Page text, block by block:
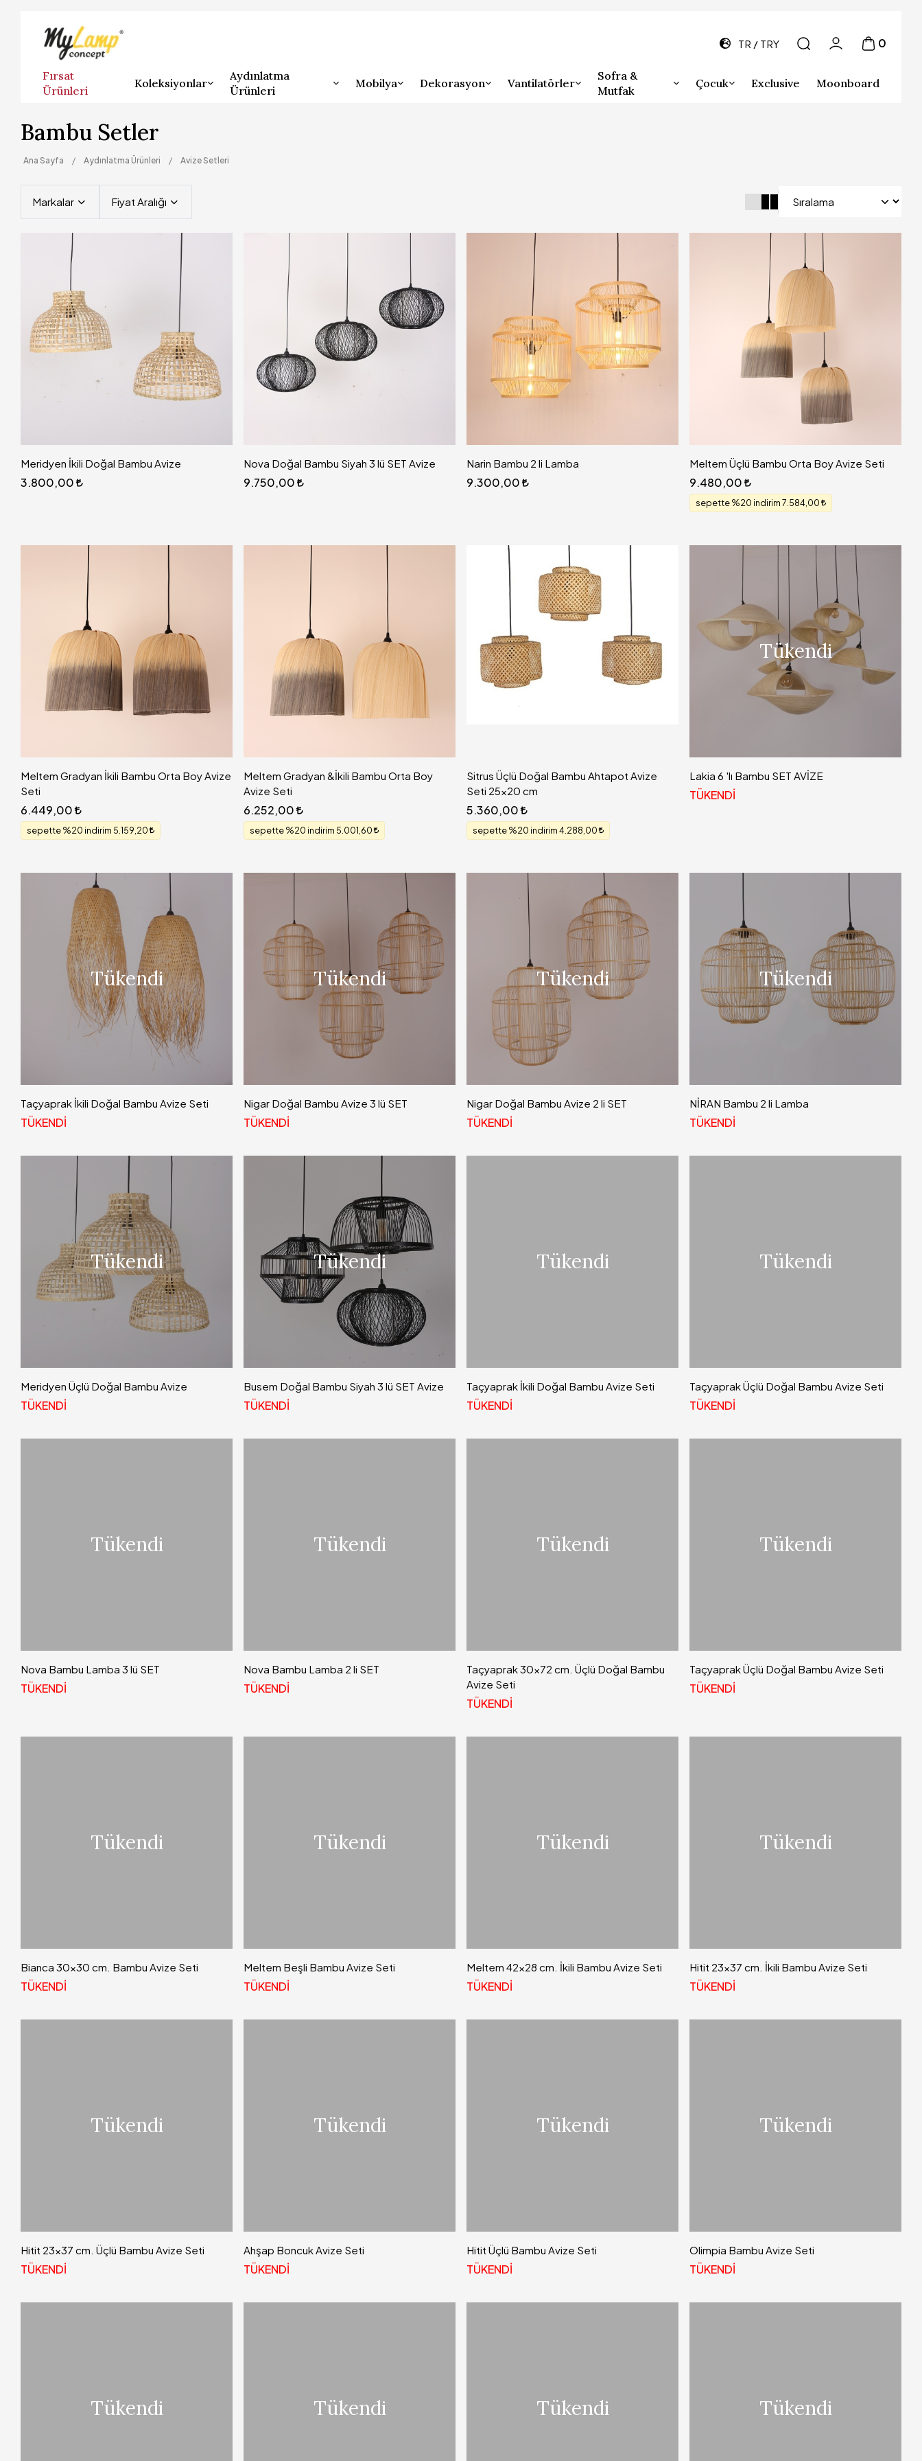
Fırsat
Ürünleri
Koleksiyonlar
Aydınlatma
Ürünleri
Mobilya Dekorasyon Vantilatörler
Sofra &
Mutfak
Çocuk Exclusive Moonboard
TR TRY 0
Bambu Setler
Ana Sayfa Aydınlatma Ürünleri Avize Setleri
Markalar Fiyat Aralığı
Meridyen İkili Doğal Bambu Avize
3.800,00
Nova Doğal Bambu Siyah 3 lü SET Avize
9.750,00
Narin Bambu 2 li Lamba
9.300,00
Meltem Üçlü Bambu Orta Boy Avize Seti
9.480,00
sepette %20 indirim 7.584,00
Meltem Gradyan İkili Bambu Orta Boy Avize
Seti
6.449,00
sepette %20 indirim 5.159,20
Meltem Gradyan &İkili Bambu Orta Boy
Avize Seti
6.252,00
sepette %20 indirim 5.001,60
Sitrus Üçlü Doğal Bambu Ahtapot Avize
Seti 25x20 cm
5.360,00
sepette %20 indirim 4.288,00
Tükendi
Lakia 6 'lı Bambu SET AVİZE
TÜKENDİ
Tükendi
Taçyaprak İkili Doğal Bambu Avize Seti
TÜKENDİ
Tükendi
Nigar Doğal Bambu Avize 3 lü SET
TÜKENDİ
Tükendi
Nigar Doğal Bambu Avize 2 li SET
TÜKENDİ
Tükendi
NİRAN Bambu 2 li Lamba
TÜKENDİ
Tükendi
Meridyen Üçlü Doğal Bambu Avize
TÜKENDİ
Tükendi
Busem Doğal Bambu Siyah 3 lü SET Avize
TÜKENDİ
Tükendi
Taçyaprak İkili Doğal Bambu Avize Seti
TÜKENDİ
Tükendi
Taçyaprak Üçlü Doğal Bambu Avize Seti
TÜKENDİ
Tükendi
Nova Bambu Lamba 3 lü SET
TÜKENDİ
Tükendi
Nova Bambu Lamba 2 li SET
TÜKENDİ
Tükendi
Taçyaprak 30x72 cm. Üçlü Doğal Bambu
Avize Seti
TÜKENDİ
Tükendi
Taçyaprak Üçlü Doğal Bambu Avize Seti
TÜKENDİ
Tükendi
Bianca 30x30 cm. Bambu Avize Seti
TÜKENDİ
Tükendi
Meltem Beşli Bambu Avize Seti
TÜKENDİ
Tükendi
Meltem 42x28 cm. İkili Bambu Avize Seti
TÜKENDİ
Tükendi
Hitit 23x37 cm. İkili Bambu Avize Seti
TÜKENDİ
Tükendi
Hitit 23x37 cm. Üçlü Bambu Avize Seti
TÜKENDİ
Tükendi
Ahşap Boncuk Avize Seti
TÜKENDİ
Tükendi
Hitit Üçlü Bambu Avize Seti
TÜKENDİ
Tükendi
Olimpia Bambu Avize Seti
TÜKENDİ
Tükendi Tükendi Tükendi Tükendi